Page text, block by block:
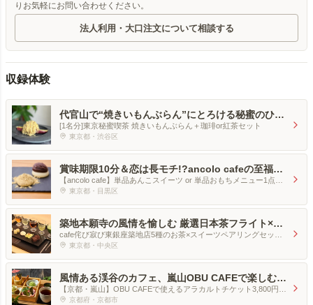
りお気軽にお問い合わせください。
法人利用・大口注文について相談する
収録体験
代官山で“焼きいもんぶらん”にとろける秘蜜のひと
時【ドリンク付】1名様セット
[1名分]東京秘蜜喫茶 焼きいもんぶらん＋珈琲or紅茶セット
東京都・渋⾕区
賞味期限10分＆恋は長モチ!?ancolo cafeの至福の
あんころもちデート
【ancolo cafe】単品あんこスイーツ or 単品おもちメニュー1点と
ドリンク1点のセット[ペア]
東京都・目黒区
築地本願寺の風情を愉しむ 厳選日本茶フライト×絶
品スイーツペアリングの贅沢時間
cafe侘び寂び東銀座築地店5種のお茶×スイーツペアリングセット
[1名分]
東京都・中央区
風情ある渓谷のカフェ、嵐山OBU CAFEで楽しむ、
大切な人との至福のスイーツタイム（ペア）
【京都・嵐山】OBU CAFEで使えるアラカルトチケット3,800円分
[ペア]京都府・京都市